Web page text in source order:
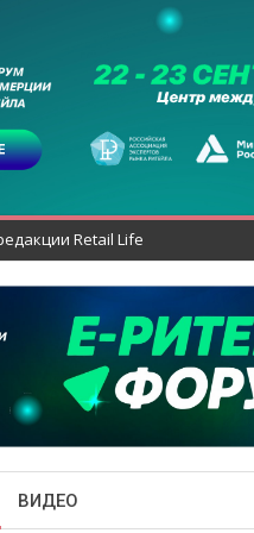
Retail Life
ВИДЕО